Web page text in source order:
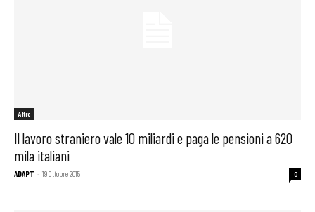
Altro
Il lavoro straniero vale 10 miliardi e paga le pensioni a 620
mila italiani
ADAPT - 19 Ottobre 2015 0